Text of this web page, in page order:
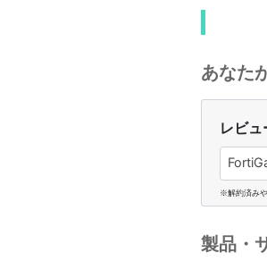
あなた
レビ
※解約済みや
製品・